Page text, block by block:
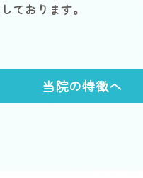
ております。
当院の特徴へ